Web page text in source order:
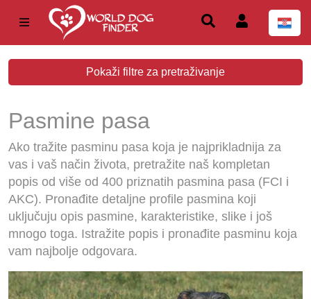
Pokaži filtre za pretraživanje
Pasmine pasa
Ako tražite pasminu pasa koja je najprikladnija za
vas i vaš način života, pretražite naš kompletan
popis od više od 400 priznatih pasmina pasa (FCI i
AKC). Pronađite detaljne profile pasmina koji
uključuju opis pasmine, karakteristike, slike i još
mnogo toga. Istražite popis i pronađite pasminu koja
vam najbolje odgovara.